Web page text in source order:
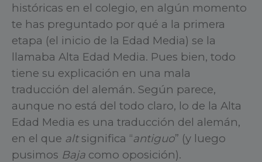
históricas en el colegio, en algún momento
te has preguntado por qué a la primera
etapa (el inicio de la Edad Media) se la
llamaba Alta Edad Media. Pues bien, todo
tiene su explicación en una mala
traducción del alemán. Según parece,
aunque no está del todo claro, lo de la Alta
Edad Media es una traducción del alemán,
en el que altsignifica “antiguo” (y luego
pusimos Bajacomo oposición).